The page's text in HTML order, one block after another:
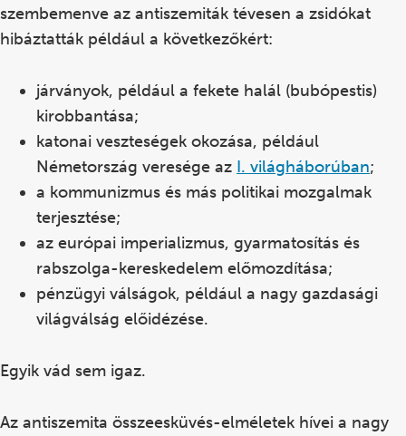
szembemenve az antiszemiták tévesen a zsidókat
hibáztatták például a következőkért:
járványok, például a fekete halál (bubópestis)
kirobbantása;
katonai veszteségek okozása, például
Németország veresége az I. világháborúban;
a kommunizmus és más politikai mozgalmak
terjesztése;
az európai imperializmus, gyarmatosítás és
rabszolga-kereskedelem előmozdítása;
pénzügyi válságok, például a nagy gazdasági
világválság előidézése.
Egyik vád sem igaz.
Az antiszemita összeesküvés-elméletek hívei a nagy